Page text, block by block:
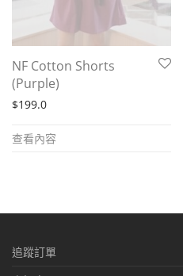
NF Cotton Shorts
(Purple)
$199.0
查看內容
追蹤訂單